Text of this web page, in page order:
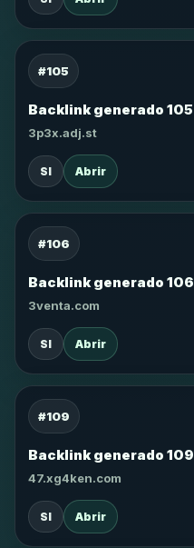
#105
Backlink generado 105
3p3x.adj.st
SI Abrir
#106
Backlink generado 106
3venta.com
SI Abrir
#109
Backlink generado 109
47.xg4ken.com
SI Abrir